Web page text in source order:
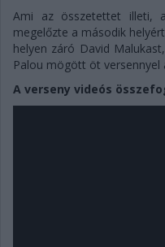
Ami az összetettet illeti,
megelőzte a második
helyen záró David
Palou mögött öt versennyel
A verseny videós